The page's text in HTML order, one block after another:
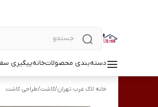
دسته‌بندی محصولاتخانهپیگیری
خانه لاک غرب تهران/کاشت/طراحی کاشت